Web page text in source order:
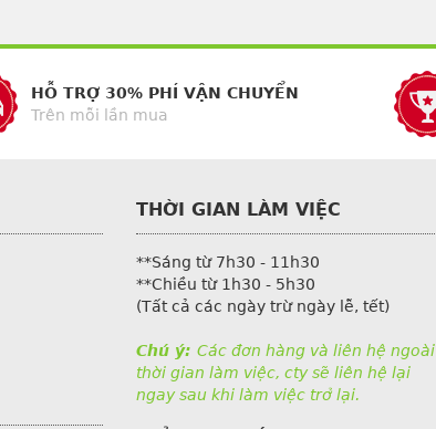
HỖ TRỢ 30% PHÍ VẬN CHUYỂN
Trên mỗi lần mua
THỜI GIAN LÀM VIỆC
**Sáng từ 7h30 - 11h30
**Chiều từ 1h30 - 5h30
(Tất cả các ngày trừ ngày lễ, tết)
Chú ý: Các đơn hàng và liên hệ ngoài
thời gian làm việc, cty sẽ liên hệ lại
ngay sau khi làm việc trở lại.